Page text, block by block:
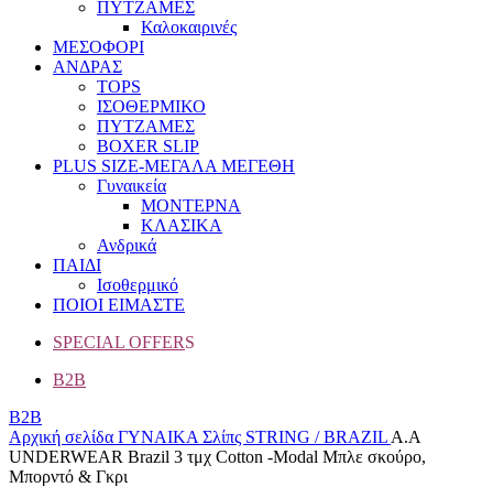
ΠΥΤΖΑΜΕΣ
Καλοκαιρινές
ΜΕΣΟΦΟΡΙ
ΑΝΔΡΑΣ
TOPS
ΙΣΟΘΕΡΜΙΚΟ
ΠΥΤΖΑΜΕΣ
BOXER SLIP
PLUS SIZE-ΜΕΓΑΛΑ ΜΕΓΕΘΗ
Γυναικεία
ΜΟΝΤΕΡΝΑ
ΚΛΑΣΙΚΑ
Ανδρικά
ΠΑΙΔΙ
Ισοθερμικό
ΠΟΙΟΙ ΕΙΜΑΣΤΕ
SPECIAL OFFERS
B2B
B2B
Αρχική σελίδα ΓΥΝΑΙΚΑ Σλίπς STRING / BRAZIL A.A
UNDERWEAR Brazil 3 τμχ Cotton -Modal Μπλε σκούρο,
Μπορντό & Γκρι